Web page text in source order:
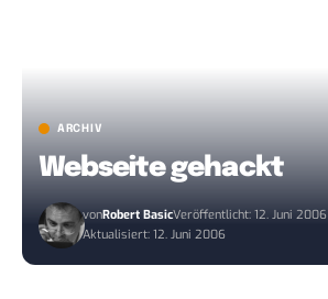
ARCHIV
Webseite gehackt
vonRobert BasicVeröffentlicht: 12. Juni 2006
Aktualisiert: 12. Juni 2006